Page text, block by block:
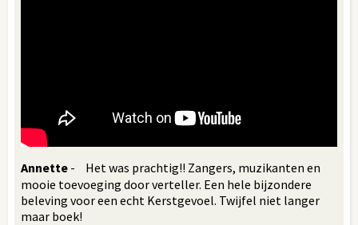
Annette - Het was prachtig!! Zangers, muzikanten en
mooie toevoeging door verteller. Een hele bijzondere
beleving voor een echt Kerstgevoel. Twijfel niet langer
maar boek!